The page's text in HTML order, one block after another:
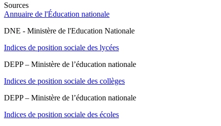
Sources
Annuaire de l'Éducation nationale
DNE - Ministère de l'Education Nationale
Indices de position sociale des lycées
DEPP – Ministère de l’éducation nationale
Indices de position sociale des collèges
DEPP – Ministère de l’éducation nationale
Indices de position sociale des écoles